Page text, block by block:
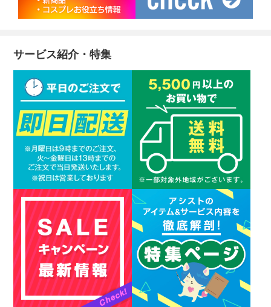
サービス紹介・特集